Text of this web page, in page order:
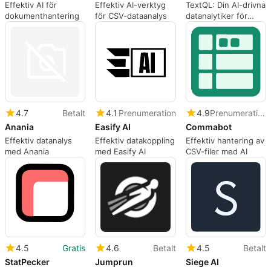
Effektiv AI för
dokumenthantering
Effektiv AI-verktyg
för CSV-dataanalys
TextQL: Din AI-drivna
datanalytiker för
företag
4.7
Betalt
Anania
Effektiv datanalys
med Anania
4.1 Prenumeration
Easify AI
Effektiv datakoppling
med Easify AI
4.9
Prenumeration
Commabot
Effektiv hantering av
CSV-filer med AI
4.5
Gratis
StatPecker
4.6
Betalt
Jumprun
4.5
Betalt
Siege AI